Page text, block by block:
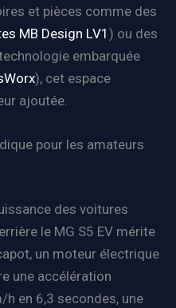
et pièces comme des
MB Design LV1) ou des
embarquée
), cet espace
ajoutée.
pour les amateurs
des voitures
le MG S5 EV mérite
un moteur électrique
une accélération
en 6,3 secondes, une